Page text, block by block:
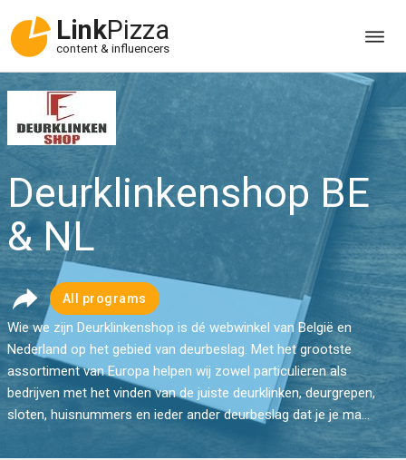
LinkPizza
content & influencers
Deurklinkenshop BE
& NL
All programs
Wie we zijn Deurklinkenshop is dé webwinkel van België en
Nederland op het gebied van deurbeslag. Met het grootste
assortiment van Europa helpen wij zowel particulieren als
bedrijven met het vinden van de juiste deurklinken, deurgrepen,
sloten, huisnummers en ieder ander deurbeslag dat je je ma...